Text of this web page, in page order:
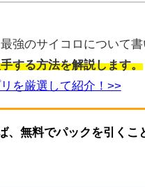
強のサイコロについて書
する方法を解説します。
を厳選して紹介！>>
、無料でパックを引くこ